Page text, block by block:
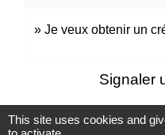
Je veux obtenir un
Signaler
This site uses cookies and